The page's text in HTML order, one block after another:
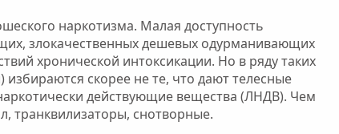
наркотизма. Малая доступность
злокачественных дешевых одурманивающих
хронической интоксикации. Но в ряду таких
скорее не те, что дают телесные
действующие вещества (ЛНДВ). Чем
транквилизаторы, снотворные.